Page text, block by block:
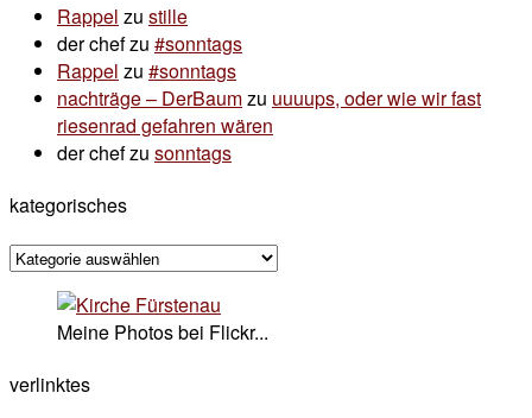
Rappel zu stille
der chefzu #sonntags
Rappel zu #sonntags
nachträge – DerBaumzu uuuups, oder wie wir fast
riesenrad gefahren wären
der chefzu sonntags
kategorisches
kategorisches
Meine Photos bei Flickr...
verlinktes